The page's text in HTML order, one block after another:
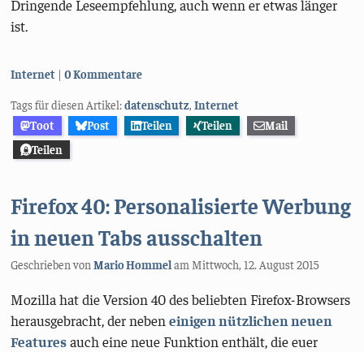
Dringende Leseempfehlung, auch wenn er etwas länger
ist.
Kategorien:
Internet 0 Kommentare
Tags für diesen Artikel:datenschutz,Internet
Toot
Post Teilen Teilen
Mail
Teilen
Firefox 40: Personalisierte Werbung
in neuen Tabs ausschalten
Geschrieben vonMario Hommelam Mittwoch, 12. August 2015
Mozilla hat die Version 40 des beliebten Firefox-Browsers
herausgebracht, der nebeneinigen nützlichen neuen
Featuresauch eine neue Funktion enthält, die euer